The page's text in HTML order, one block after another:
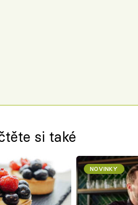
si také
NOVINKY